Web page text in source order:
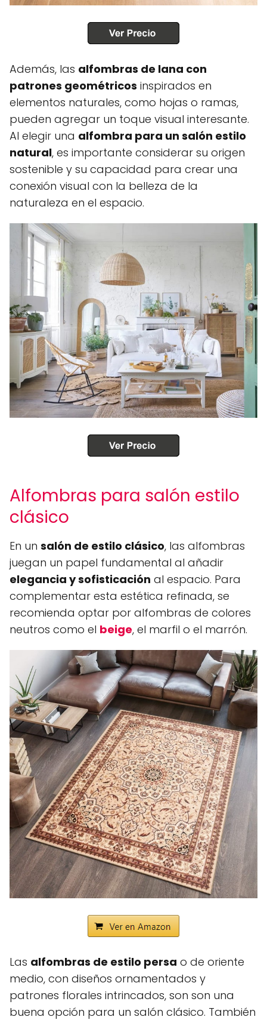
Además, las alfombras de lana con
patrones geométricos inspirados en
elementos naturales, como hojas o ramas,
pueden agregar un toque visual interesante.
Al elegir una alfombra para un salón estilo
natural, es importante considerar su origen
sostenible y su capacidad para crear una
conexión visual con la belleza de la
naturaleza en el espacio.
Alfombras para salón estilo
clásico
En un salón de estilo clásico, las alfombras
juegan un papel fundamental al añadir
elegancia y sofisticación al espacio. Para
complementar esta estética refinada, se
recomienda optar por alfombras de colores
neutros como el beige, el marfil o el marrón.
Las alfombras de estilo persa o de oriente
medio, con diseños ornamentados y
patrones florales intrincados, son son una
buena opción para un salón clásico. También